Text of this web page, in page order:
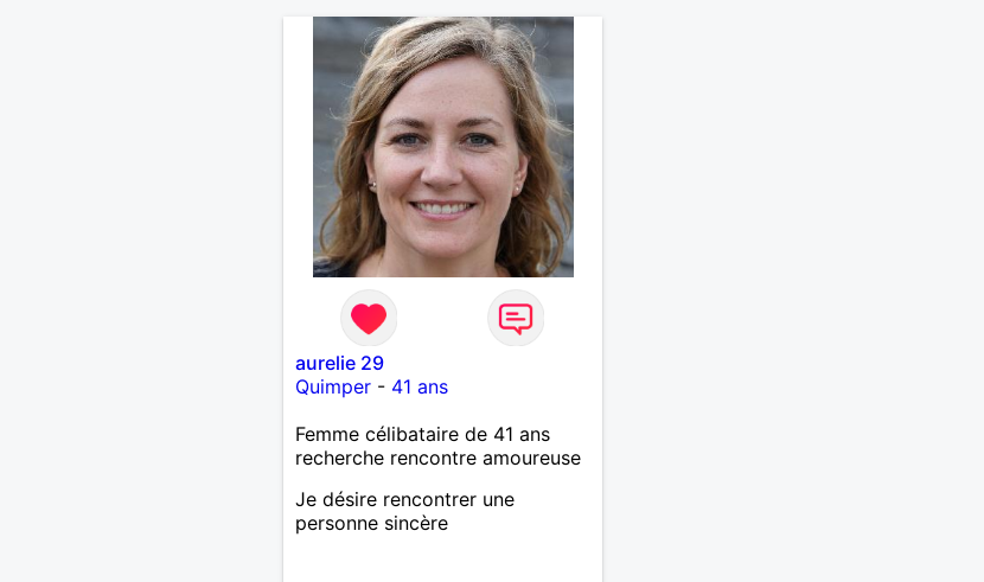
aurelie 29
Quimper- 41 ans
Femme célibataire de 41 ans
recherche rencontre amoureuse
Je désire rencontrer une
personne sincère